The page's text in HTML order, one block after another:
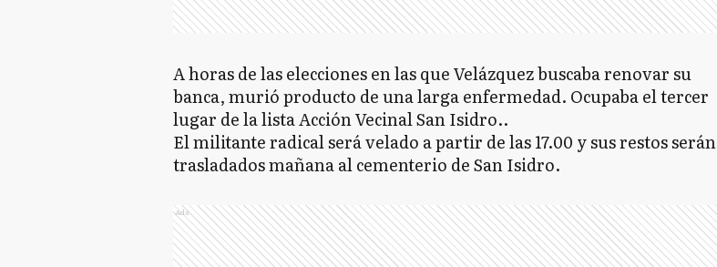
A horas de las elecciones en las que Velázquez buscaba renovar su
banca, murió producto de una larga enfermedad. Ocupaba el tercer
lugar de la lista Acción Vecinal San Isidro..
El militante radical será velado a partir de las 17.00 y sus restos serán
trasladados mañana al cementerio de San Isidro.
Ads